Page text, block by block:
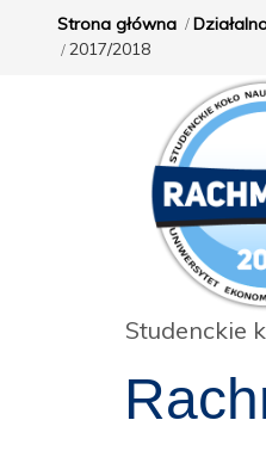
Strona główna
2017/2018
Studenckie